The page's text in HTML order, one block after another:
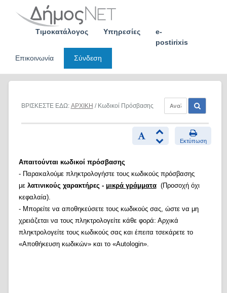
Τιμοκατάλογος Υπηρεσίες
e-
postirixis
Επικοινωνία
Σύνδεση
ΒΡΙΣΚΕΣΤΕ ΕΔΩ: ΑΡΧΙΚΗ / Κωδικοί Πρόσβασης
Εκτύπωση
Απαιτούνται κωδικοί πρόσβασης
- Παρακαλούμε πληκτρολογήστε τους κωδικούς πρόσβασης
με λατινικούς χαρακτήρες - μικρά γράμματα(Προσοχή όχι
κεφαλαία).
- Μπορείτε να αποθηκεύσετε τους κωδικούς σας, ώστε να μη
χρειάζεται να τους πληκτρολογείτε κάθε φορά: Αρχικά
πληκτρολογείτε τους κωδικούς σας και έπειτα τσεκάρετε το
«Αποθήκευση κωδικών» και το «Autologin».